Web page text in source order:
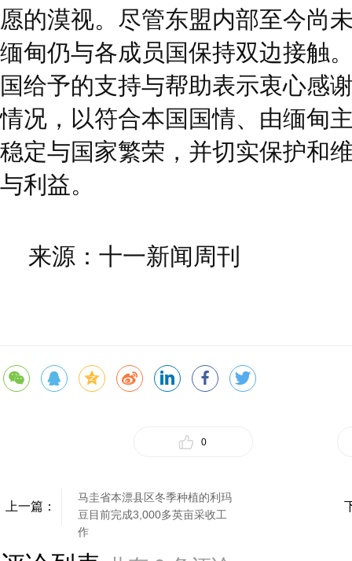
愿的漠视。尽管东盟内部至今尚
缅甸仍与各成员国保持双边接触
国给予的支持与帮助表示衷心感
情况，以符合本国国情、由缅甸
稳定与国家繁荣，并切实保护和
与利益。
来源：十一新闻周刊
0
上一篇：
马圭省本漂县区冬季种植的利玛
豆目前完成3,000多英亩采收工
作